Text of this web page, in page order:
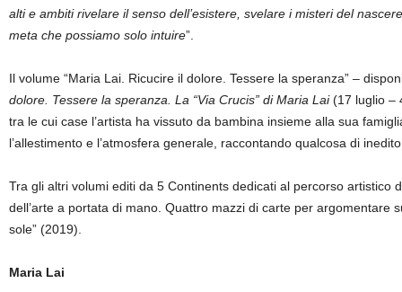
alti e ambiti rivelare il senso dell’esistere, svelare i misteri del
meta che possiamo solo intuire”.
Il volume “Maria Lai. Ricucire il dolore. Tessere la speranza” –
dolore. Tessere la speranza. La “Via Crucis” di Maria Lai(17 luglio –
tra le cui case l’artista ha vissuto da bambina insieme alla sua
l’allestimento e l’atmosfera generale, raccontando qualcosa di
Tra gli altri volumi editi da 5 Continents dedicati al percorso artistico
dell’arte a portata di mano. Quattro mazzi di carte per argomentare
sole” (2019).
Maria Lai